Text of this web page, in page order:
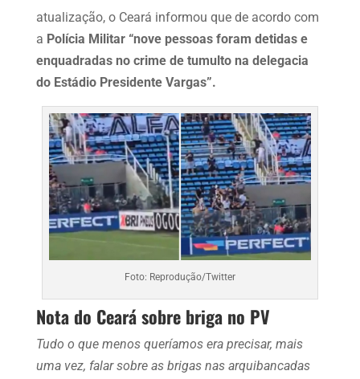
atualização, o Ceará informou que de acordo com
a Polícia Militar “nove pessoas foram detidas e
enquadradas no crime de tumulto na delegacia
do Estádio Presidente Vargas”.
Foto: Reprodução/Twitter
Nota do Ceará sobre briga no PV
Tudo o que menos queríamos era precisar, mais
uma vez, falar sobre as brigas nas arquibancadas